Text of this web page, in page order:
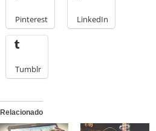
Pinterest LinkedIn
Tumblr
Relacionado